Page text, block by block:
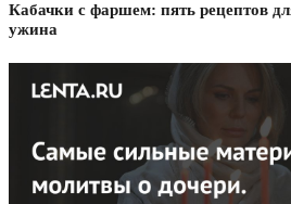
Кабачки с фаршем: пять рецептов
ужина